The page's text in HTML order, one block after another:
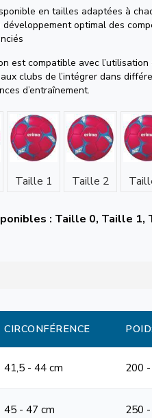
en tailles adaptées à
développement optimal des
est compatible avec l’utilisation
clubs de l’intégrer dans
d’entraînement.
Taille 1 Taille 2
: Taille 0, Taille 1,
CIRCONFÉRENCE
41,5 - 44 cm 200
45 - 47 cm 250